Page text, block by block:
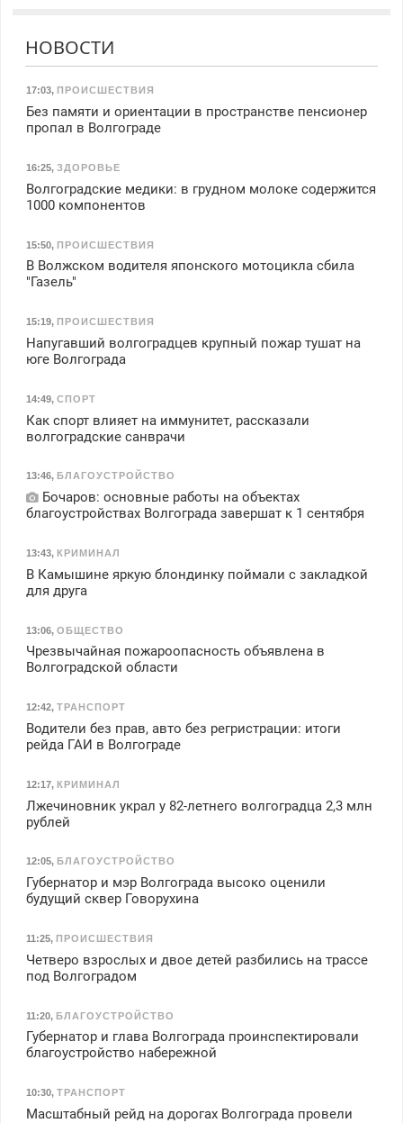
НОВОСТИ
17:03, ПРОИСШЕСТВИЯ
Без памяти и ориентации в пространстве пенсионер
пропал в Волгограде
16:25, ЗДОРОВЬЕ
Волгоградские медики: в грудном молоке содержится
1000 компонентов
15:50, ПРОИСШЕСТВИЯ
В Волжском водителя японского мотоцикла сбила
"Газель"
15:19, ПРОИСШЕСТВИЯ
Напугавший волгоградцев крупный пожар тушат на
юге Волгограда
14:49, СПОРТ
Как спорт влияет на иммунитет, рассказали
волгоградские санврачи
13:46, БЛАГОУСТРОЙСТВО
Бочаров: основные работы на объектах
благоустройствах Волгограда завершат к 1 сентября
13:43, КРИМИНАЛ
В Камышине яркую блондинку поймали с закладкой
для друга
13:06, ОБЩЕСТВО
Чрезвычайная пожароопасность объявлена в
Волгоградской области
12:42, ТРАНСПОРТ
Водители без прав, авто без регристрации: итоги
рейда ГАИ в Волгограде
12:17, КРИМИНАЛ
Лжечиновник украл у 82-летнего волгоградца 2,3 млн
рублей
12:05, БЛАГОУСТРОЙСТВО
Губернатор и мэр Волгограда высоко оценили
будущий сквер Говорухина
11:25, ПРОИСШЕСТВИЯ
Четверо взрослых и двое детей разбились на трассе
под Волгоградом
11:20, БЛАГОУСТРОЙСТВО
Губернатор и глава Волгограда проинспектировали
благоустройство набережной
10:30, ТРАНСПОРТ
Масштабный рейд на дорогах Волгограда провели